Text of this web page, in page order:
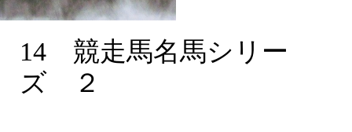
14 競走馬名馬シリー
ズ ２ 大衣サイズ
14 競走馬名馬シリー
ズ ２